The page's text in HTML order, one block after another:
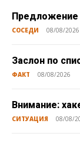
Предложение
СОСЕДИ 08/08/2026
Заслон по
ФАКТ 08/08/2026
Внимание:
СИТУАЦИЯ 08/08/